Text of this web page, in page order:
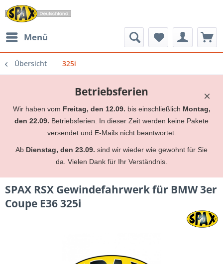
Menü
Übersicht 325i
×
Betriebsferien
Wir haben vom Freitag, den 12.09. bis einschließlich Montag,
den 22.09. Betriebsferien. In dieser Zeit werden keine Pakete
versendet und E-Mails nicht beantwortet.
Ab Dienstag, den 23.09. sind wir wieder wie gewohnt für Sie
da. Vielen Dank für Ihr Verständnis.
SPAX RSX Gewindefahrwerk für BMW 3er
Coupe E36 325i